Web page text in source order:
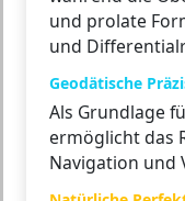
und prolate
und
Geodätische
Als Grundlage
ermöglicht das
Navigation und